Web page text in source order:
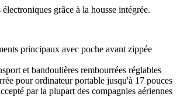
grâce à la housse intégrée.
principaux avec poche avant zippée
et bandoulières rembourrées réglables
pour ordinateur portable jusqu'à 17 pouces
par la plupart des compagnies aériennes